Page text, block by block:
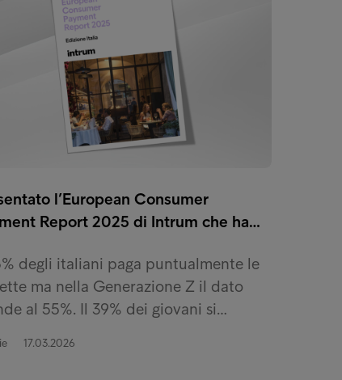
l’European Consumer
Report 2025 di Intrum che ha…
degli italiani paga puntualmente le
ma nella Generazione Z il dato
al 55%. Il 39% dei giovani si…
17.03.2026